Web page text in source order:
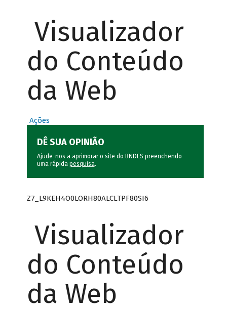
Visualizador
do Conteúdo
da Web
Ações
DÊ SUA OPINIÃO
Ajude-nos a aprimorar o site do BNDES preenchendo
uma rápida pesquisa.
Z7_L9KEH4O0LORH80ALCLTPF80SI6
Visualizador
do Conteúdo
da Web